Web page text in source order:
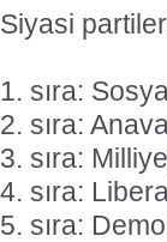
Siyasi
1. sıra:
2. sıra:
3. sıra:
4. sıra:
5. sıra: